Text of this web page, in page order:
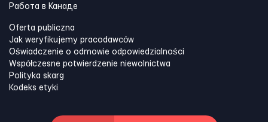
Работа в Канадe
Oferta publiczna
Jak weryfikujemy pracodawców
Oświadczenie o odmowie odpowiedzialności
Współczesne potwierdzenie niewolnictwa
Polityka skarg
Kodeks etyki